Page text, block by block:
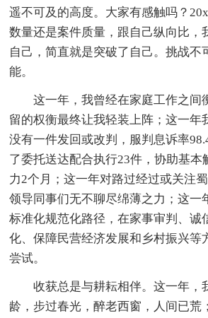
遥不可及的高度。大家有感触吗？
数量还是案件质量，跟自己纵向比，
自己，简直就是突破了自己。挑战不
能。
这一年，我曾经在家庭工作之间
留的权衡最终让我轻装上阵；这一年
没有一件发回或改判，服判息诉率
了委托送达配合执行23件，协助基本
力2个月；这一年对路过经过或关注
领导同事们无不聊尽绵薄之力；这一
标准化规范化路径，在家事审判、诚
化、保障民营经济发展和乡村振兴等
尝试。
收获总是与耕耘相伴。这一年，
龄，步过春光，醉老西窗，人间已荒